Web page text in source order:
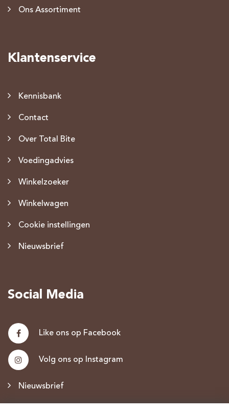
Ons Assortiment
Klantenservice
Kennisbank
Contact
Over Total Bite
Voedingadvies
Winkelzoeker
Winkelwagen
Cookie instellingen
Nieuwsbrief
Social Media
Like ons op Facebook
Volg ons op Instagram
Nieuwsbrief